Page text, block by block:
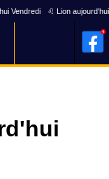
Vendredi ♌ Lion